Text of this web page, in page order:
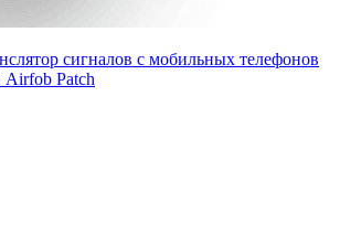
сигналов с мобильных телефонов
Airfob Patch